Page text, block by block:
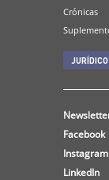
Crónicas
JURÍDICO
Facebook
Instagram
LinkedIn